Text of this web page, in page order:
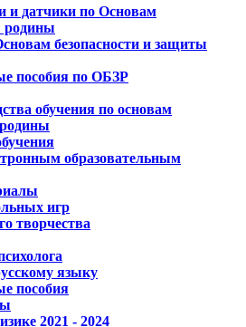
и датчики по Основам
родины
безопасности и защиты
пособия по ОБЗР
обучения по основам
родины
образовательным
игр
творчества
языку
пособия
2021 - 2024